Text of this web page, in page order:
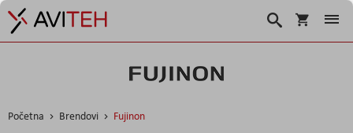
Košarica
Traži
Početna Brendovi Fujinon